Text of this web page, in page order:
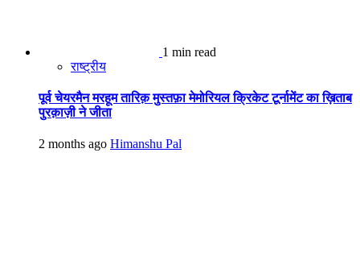
1 min read
राष्ट्रीय
पूर्व चेयरमैन मरहूम तारिक़ मुस्तफ़ा मेमोरियल क्रिकेट टूर्नामेंट का ख़िताब
पुरक़ाज़ी ने जीता
2 months ago Himanshu Pal